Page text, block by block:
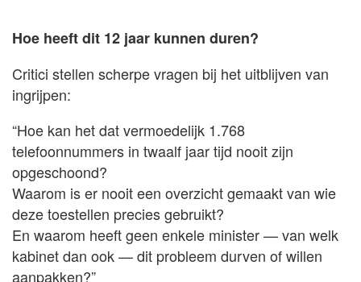
Hoe heeft dit 12 jaar kunnen duren?
Critici stellen scherpe vragen bij het uitblijven van
ingrijpen:
“Hoe kan het dat vermoedelijk 1.768
telefoonnummers in twaalf jaar tijd nooit zijn
opgeschoond?
Waarom is er nooit een overzicht gemaakt van wie
deze toestellen precies gebruikt?
En waarom heeft geen enkele minister — van welk
kabinet dan ook — dit probleem durven of willen
aanpakken?”